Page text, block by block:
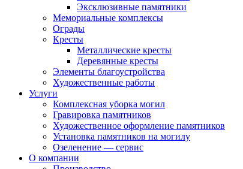
Эксклюзивные памятники
Мемориальные комплексы
Ограды
Кресты
Металлические кресты
Деревянные кресты
Элементы благоустройства
Художественные работы
Услуги
Комплексная уборка могил
Гравировка памятников
Художественное оформление памятников
Установка памятников на могилу
Озеленение — сервис
О компании